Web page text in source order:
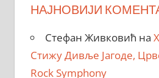
НАЈНОВИЈИ
Стефан Живковић на
Стижу Дивље Јагоде,
Rock Symphony